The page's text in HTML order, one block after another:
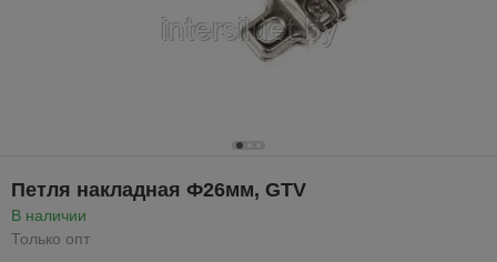
Петля накладная Ф26мм, GTV
В наличии
Только опт